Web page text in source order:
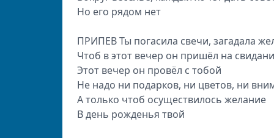
Но его рядом нет
ПРИПЕВ Ты погасила свечи, загадала
Чтоб в этот вечер он пришёл на
Этот вечер он провёл с тобой
Не надо ни подарков, ни цветов, ни
А только чтоб осуществилось желание
В день рожденья твой